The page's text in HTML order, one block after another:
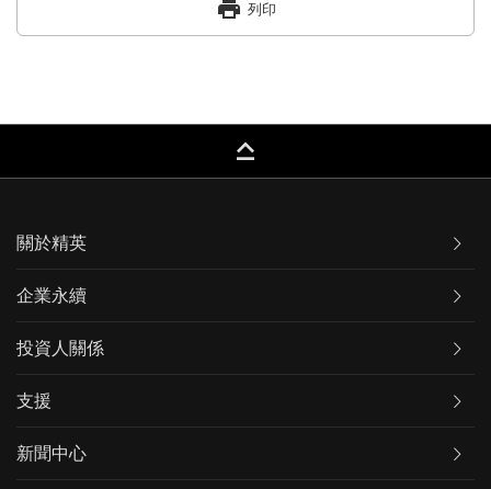
print 列印
keyboard_capslock
關於精英
企業永續
投資人關係
支援
新聞中心